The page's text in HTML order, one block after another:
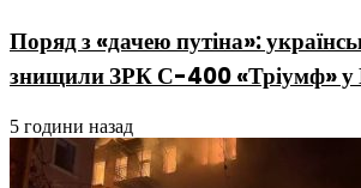
Поряд з «дачею путіна»:
знищили ЗРК С-400 «Тріумф» у
5 години назад